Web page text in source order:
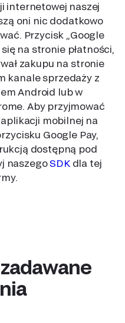
internetowej naszej
oni nic dodatkowo
Przycisk „Google
na stronie płatności,
zakupu na stronie
kanale sprzedaży z
Android lub w
Aby przyjmować
mobilnej na
Google Pay,
dostępną pod
naszegoSDKdla tej